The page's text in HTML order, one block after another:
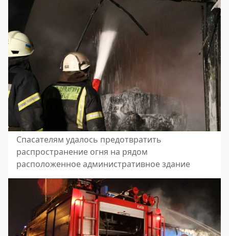
Спасателям удалось предотвратить
распространение огня на рядом
расположенное административное здание